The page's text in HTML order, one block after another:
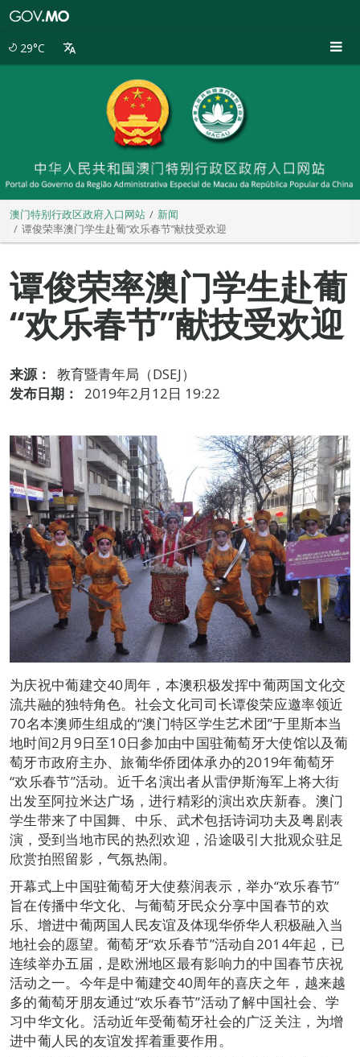
29°C
澳门特别行政区政府入口网站
新闻
谭俊荣率澳门学生赴葡“欢乐春节”献技受欢迎
谭俊荣率澳门学生赴葡
“欢乐春节”献技受欢迎
来源：
教育暨青年局（DSEJ）
发布日期：
2019年2月12日 19:22
为庆祝中葡建交40周年，本澳积极发挥中葡两国文化交
流共融的独特角色。社会文化司司长谭俊荣应邀率领近
70名本澳师生组成的“澳门特区学生艺术团”于里斯本当
地时间2月9日至10日参加由中国驻葡萄牙大使馆以及葡
萄牙市政府主办、旅葡华侨团体承办的2019年葡萄牙
“欢乐春节”活动。近千名演出者从雷伊斯海军上将大街
出发至阿拉米达广场，进行精彩的演出欢庆新春。澳门
学生带来了中国舞、中乐、武术包括诗词功夫及粤剧表
演，受到当地市民的热烈欢迎，沿途吸引大批观众驻足
欣赏拍照留影，气氛热闹。
开幕式上中国驻葡萄牙大使蔡润表示，举办“欢乐春节”
旨在传播中华文化、与葡萄牙民众分享中国春节的欢
乐、增进中葡两国人民友谊及体现华侨华人积极融入当
地社会的愿望。葡萄牙“欢乐春节”活动自2014年起，已
连续举办五届，是欧洲地区最有影响力的中国春节庆祝
活动之一。今年是中葡建交40周年的喜庆之年，越来越
多的葡萄牙朋友通过“欢乐春节”活动了解中国社会、学
习中华文化。活动近年受葡萄牙社会的广泛关注，为增
进中葡人民的友谊发挥着重要作用。